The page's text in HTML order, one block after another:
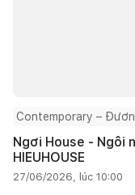
Contemporary –
Ngơi House - Ngôi
HIEUHOUSE
27/06/2026, lúc 10:00